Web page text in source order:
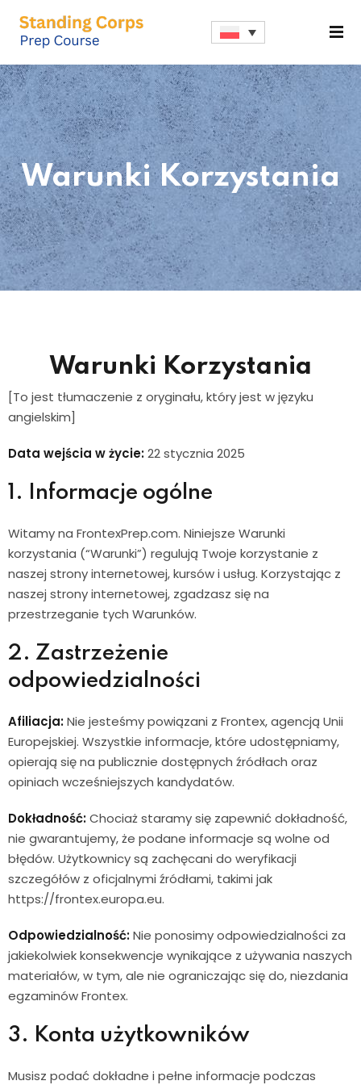
Warunki Korzystania
Warunki Korzystania
[To jest tłumaczenie z oryginału, który jest w języku
angielskim]
Data wejścia w życie:22 stycznia 2025
1. Informacje ogólne
Witamy na FrontexPrep.com. Niniejsze Warunki
korzystania (“Warunki”) regulują Twoje korzystanie z
naszej strony internetowej, kursów i usług. Korzystając z
naszej strony internetowej, zgadzasz się na
przestrzeganie tych Warunków.
2. Zastrzeżenie
odpowiedzialności
Afiliacja:Nie jesteśmy powiązani z Frontex, agencją Unii
Europejskiej. Wszystkie informacje, które udostępniamy,
opierają się na publicznie dostępnych źródłach oraz
opiniach wcześniejszych kandydatów.
Dokładność:Chociaż staramy się zapewnić dokładność,
nie gwarantujemy, że podane informacje są wolne od
błędów. Użytkownicy są zachęcani do weryfikacji
szczegółów z oficjalnymi źródłami, takimi jak
https://frontex.europa.eu.
Odpowiedzialność:Nie ponosimy odpowiedzialności za
jakiekolwiek konsekwencje wynikające z używania naszych
materiałów, w tym, ale nie ograniczając się do, niezdania
egzaminów Frontex.
3. Konta użytkowników
Musisz podać dokładne i pełne informacje podczas
Sign up
Sign in
Don’t have an account?Sign up
Remember me Lost your password?